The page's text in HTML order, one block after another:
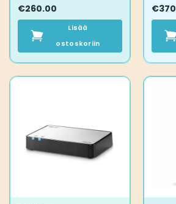
€260.00
Lisää
ostoskoriin
€